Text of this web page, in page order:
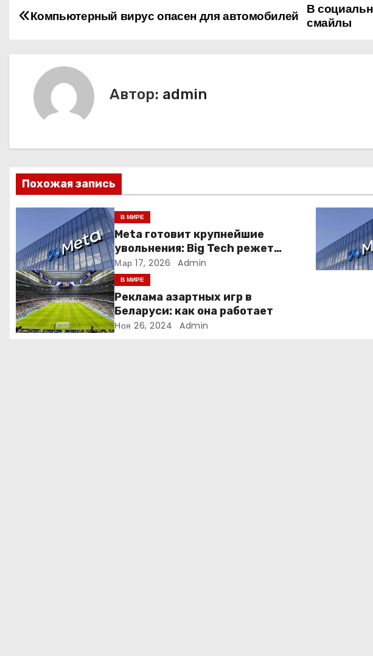
Н
ц
и
п
о
з
а
В
смайлы
Компьютерный вирус опасен для автомобилей
Автор: admin
Похожая запись
В МИРЕ
Meta готовит крупнейшие
увольнения: Big Tech режет
людей ради искусственного
интеллекта
Мар 17, 2026 Admin
В МИРЕ
Реклама азартных игр в
Беларуси: как она работает
Ноя 26, 2024 Admin